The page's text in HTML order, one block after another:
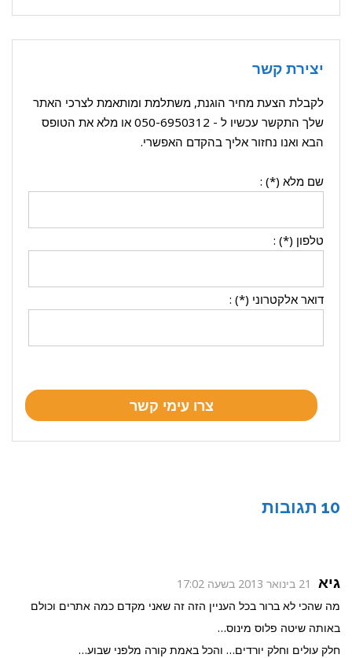
יצירת קשר
לקבלת הצעת מחיר הוגנת, משתלמת ומותאמת לצרכי האתר
שלך התקשר עכשיו ל - 050-6950312 או מלא את הטופס
הבא ואנו נחזור אליך בהקדם האפשרי.
שם מלא (*) :
טלפון (*) :
דואר אלקטרוני (*) :
10 תגובות
גיא
21 בינואר 2013 בשעה 17:02
מה שהכי לא ברור בכל העניין הזה זה שאני מקדם כמה אתרים וכולם
באותה שיטה פלוס מינוס…
חלק עולים וחלק יורדים… והכל באמת קורה מלפני שבוע…